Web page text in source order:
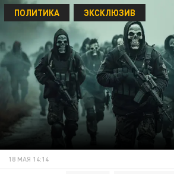
ПОЛИТИКА ЭКСКЛЮЗИВ
18 МАЯ 14:14